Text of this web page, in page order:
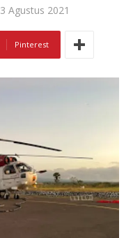
3 Agustus 2021
Pinterest